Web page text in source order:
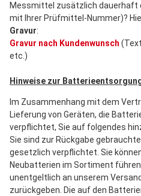
Messmittel zusätzlich dauerhaft
mit Ihrer Prüfmittel-Nummer)?
Gravur:
Gravur nach Kundenwunsch
etc.)
Hinweise zur
Im Zusammenhang mit dem
Lieferung von Geräten, die
verpflichtet, Sie auf folgendes
Sie sind zur Rückgabe
gesetzlich verpflichtet. Sie
Neubatterien im Sortiment
unentgeltlich an unserem
zurückgeben. Die auf den